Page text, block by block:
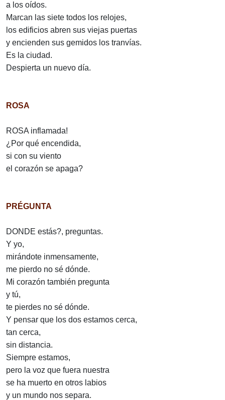
a los oídos.
Marcan las siete todos los relojes,
los edificios abren sus viejas puertas
y encienden sus gemidos los tranvías.
Es la ciudad.
Despierta un nuevo día.
ROSA
ROSA inflamada!
¿Por qué encendida,
si con su viento
el corazón se apaga?
PRÉGUNTA
DONDE estás?, preguntas.
Y yo,
mirándote inmensamente,
me pierdo no sé dónde.
Mi corazón también pregunta
y tú,
te pierdes no sé dónde.
Y pensar que los dos estamos cerca,
tan cerca,
sin distancia.
Siempre estamos,
pero la voz que fuera nuestra
se ha muerto en otros labios
y un mundo nos separa.